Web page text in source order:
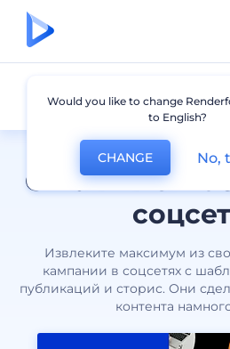
Стильные
Извлеките максимум из
кампании в соцсетях с
публикаций и сторис. Они
контента
Для соцсетей
Would you like to change
to English?
CHANGE No,